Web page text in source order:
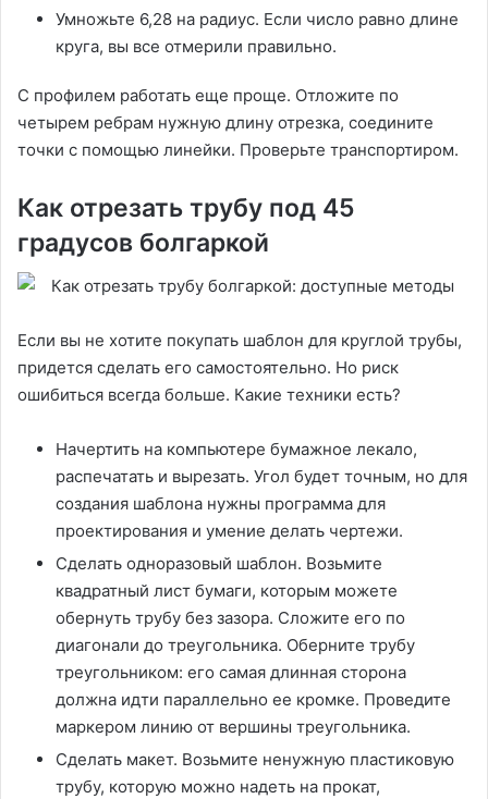
Умножьте 6,28 на радиус. Если число равно длине
круга, вы все отмерили правильно.
С профилем работать еще проще. Отложите по
четырем ребрам нужную длину отрезка, соедините
точки с помощью линейки. Проверьте транспортиром.
Как отрезать трубу под 45
градусов болгаркой
Если вы не хотите покупать шаблон для круглой трубы,
придется сделать его самостоятельно. Но риск
ошибиться всегда больше. Какие техники есть?
Начертить на компьютере бумажное лекало,
распечатать и вырезать. Угол будет точным, но для
создания шаблона нужны программа для
проектирования и умение делать чертежи.
Сделать одноразовый шаблон. Возьмите
квадратный лист бумаги, которым можете
обернуть трубу без зазора. Сложите его по
диагонали до треугольника. Оберните трубу
треугольником: его самая длинная сторона
должна идти параллельно ее кромке. Проведите
маркером линию от вершины треугольника.
Сделать макет. Возьмите ненужную пластиковую
трубу, которую можно надеть на прокат,